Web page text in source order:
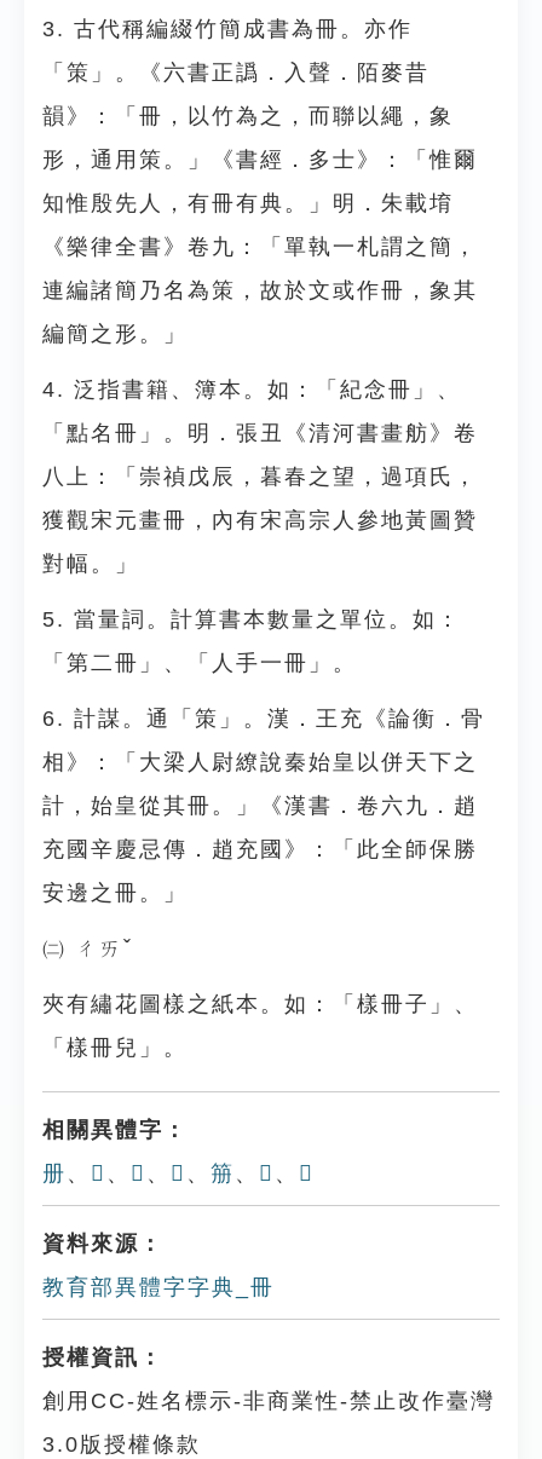
3. 古代稱編綴竹簡成書為冊。亦作
「策」。《六書正譌．入聲．陌麥昔
韻》：「冊，以竹為之，而聯以繩，象
形，通用策。」《書經．多士》：「惟爾
知惟殷先人，有冊有典。」明．朱載堉
《樂律全書》卷九：「單執一札謂之簡，
連編諸簡乃名為策，故於文或作冊，象其
編簡之形。」
4. 泛指書籍、簿本。如：「紀念冊」、
「點名冊」。明．張丑《清河書畫舫》卷
八上：「崇禎戊辰，暮春之望，過項氏，
獲觀宋元畫冊，內有宋高宗人參地黃圖贊
對幅。」
5. 當量詞。計算書本數量之單位。如：
「第二冊」、「人手一冊」。
6. 計謀。通「策」。漢．王充《論衡．骨
相》：「大梁人尉繚說秦始皇以併天下之
計，始皇從其冊。」《漢書．卷六九．趙
充國辛慶忌傳．趙充國》：「此全師保勝
安邊之冊。」
㈡ ㄔㄞˇ
夾有繡花圖樣之紙本。如：「樣冊子」、
「樣冊兒」。
相關異體字：
册 、 𠕁 、 𠕋 、 𠕐 、 笧 、 𥬰 、 𥮫
資料來源：
教育部異體字字典_冊
授權資訊：
創用CC-姓名標示-非商業性-禁止改作臺灣
3.0版授權條款